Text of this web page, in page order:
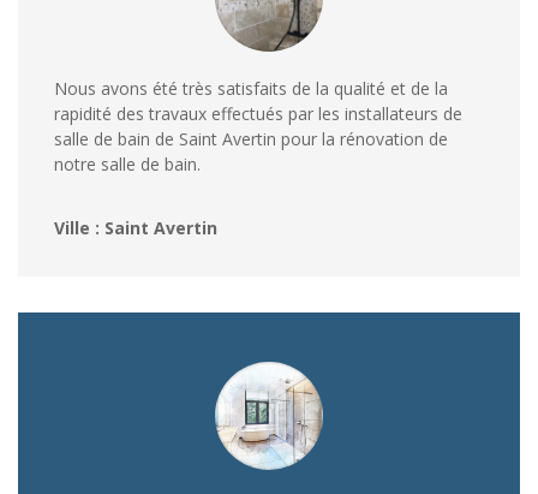
Nous avons été très satisfaits de la qualité et de la
rapidité des travaux effectués par les installateurs de
salle de bain de Saint Avertin pour la rénovation de
notre salle de bain.
Ville : Saint Avertin